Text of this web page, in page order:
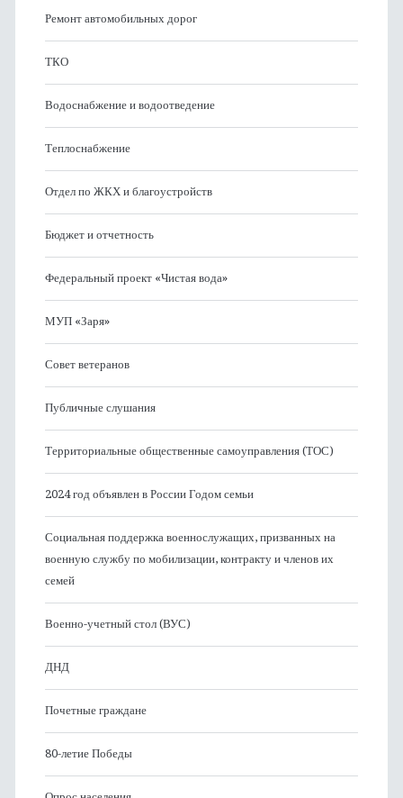
Ремонт автомобильных дорог
ТКО
Водоснабжение и водоотведение
Теплоснабжение
Отдел по ЖКХ и благоустройств
Бюджет и отчетность
Федеральный проект «Чистая вода»
МУП «Заря»
Совет ветеранов
Публичные слушания
Территориальные общественные самоуправления (ТОС)
2024 год объявлен в России Годом семьи
Социальная поддержка военнослужащих, призванных на
военную службу по мобилизации, контракту и членов их
семей
Военно-учетный стол (ВУС)
ДНД
Почетные граждане
80-летие Победы